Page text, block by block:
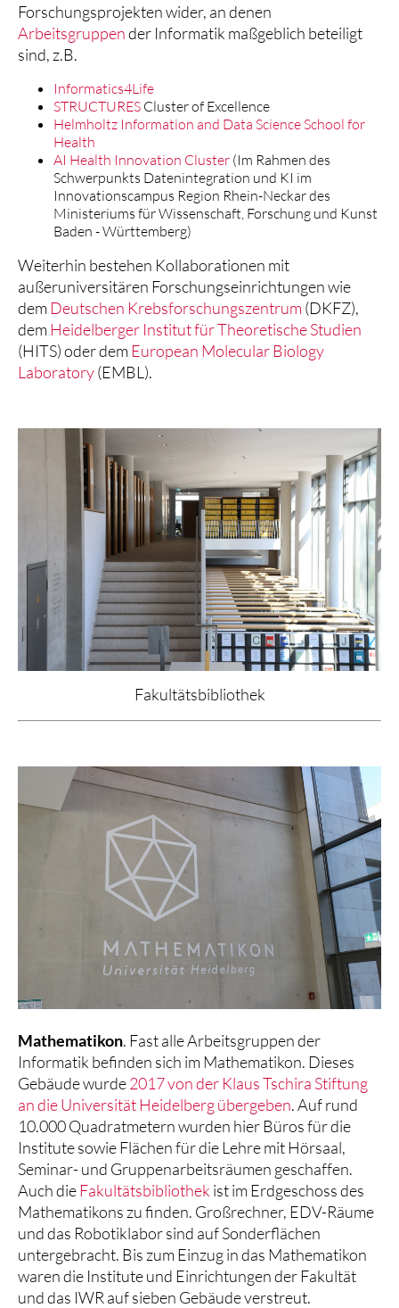
Forschungsprojekten wider, an denen
Arbeitsgruppender Informatik maßgeblich beteiligt
sind, z.B.
Informatics4Life
STRUCTURES Cluster of Excellence
Helmholtz Information and Data Science School for
Health
AI Health Innovation Cluster (Im Rahmen des
Schwerpunkts Datenintegration und KI im
Innovationscampus Region Rhein-Neckar des
Ministeriums für Wissenschaft, Forschung und Kunst
Baden - Württemberg)
Weiterhin bestehen Kollaborationen mit
außeruniversitären Forschungseinrichtungen wie
demDeutschen Krebsforschungszentrum(DKFZ),
demHeidelberger Institut für Theoretische Studien
(HITS) oder demEuropean Molecular Biology
Laboratory(EMBL).
Fakultätsbibliothek
Mathematikon. Fast alle Arbeitsgruppen der
Informatik befinden sich im Mathematikon. Dieses
Gebäude wurde2017 von der Klaus Tschira Stiftung
an die Universität Heidelberg übergeben. Auf rund
10.000 Quadratmetern wurden hier Büros für die
Institute sowie Flächen für die Lehre mit Hörsaal,
Seminar- und Gruppenarbeitsräumen geschaffen.
Auch dieFakultätsbibliothek ist im Erdgeschoss des
Mathematikons zu finden. Großrechner, EDV-Räume
und das Robotiklabor sind auf Sonderflächen
untergebracht. Bis zum Einzug in das Mathematikon
waren die Institute und Einrichtungen der Fakultät
und das IWR auf sieben Gebäude verstreut.